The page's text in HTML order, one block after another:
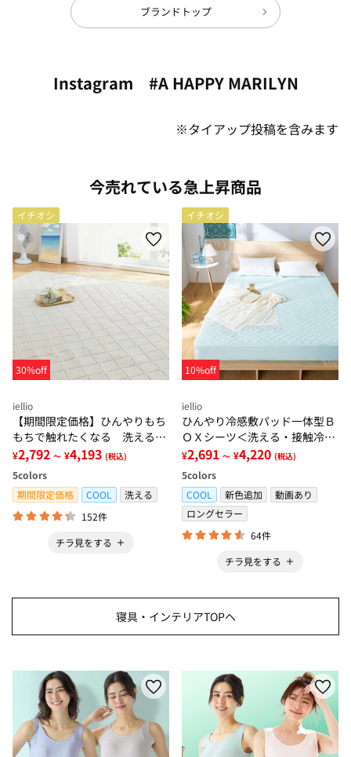
ブランドトップ
Instagram #A HAPPY MARILYN
※タイアップ投稿を含みます
今売れている急上昇商品
イチオシ
30%off
iellio
【期間限定価格】ひんやりもち
もちで触れたくなる 洗えるラ
グ＜低反発・滑りにくい・接触
冷感・防ダニ・カーペット＞
¥2,792 ～ ¥4,193 (税込)
5colors
期間限定価格
COOL
洗える
152件
チラ見をする
イチオシ
10%off
iellio
ひんやり冷感敷パッド一体型Ｂ
ＯＸシーツ＜洗える・接触冷
感・抗菌防臭・時短・家事楽・
ボックスシーツ・寝苦しさ対策
＞
¥2,691 ～ ¥4,220 (税込)
5colors
COOL
新色追加
動画あり
ロングセラー
64件
チラ見をする
寝具・インテリアTOPへ